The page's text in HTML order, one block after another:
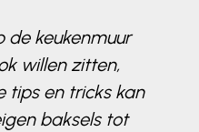
de keukenmuur
willen zitten,
tips en tricks kan
baksels tot